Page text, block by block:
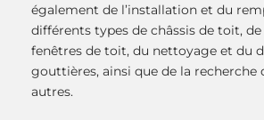
également de l’installation et du
différents types de châssis de toit, de
fenêtres de toit, du nettoyage et du
gouttières, ainsi que de la recherche
autres.